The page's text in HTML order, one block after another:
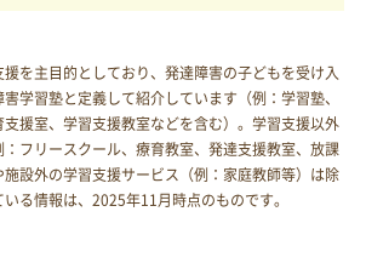
を主目的としており、発達障害の子どもを受け入
学習塾と定義して紹介しています（例：学習塾、
援室、学習支援教室などを含む）。学習支援以外
フリースクール、療育教室、発達支援教室、放課
設外の学習支援サービス（例：家庭教師等）は除
る情報は、2025年11月時点のものです。